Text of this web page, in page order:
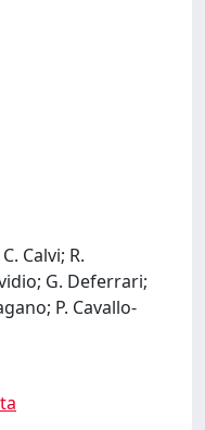
Calvi; R.
G. Deferrari;
P. Cavallo-